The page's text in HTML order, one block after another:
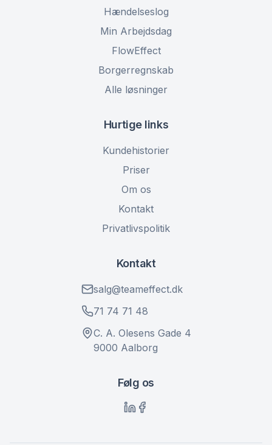
Hændelseslog
Min Arbejdsdag
FlowEffect
Borgerregnskab
Alle løsninger
Hurtige links
Kundehistorier
Priser
Om os
Kontakt
Privatlivspolitik
Kontakt
salg@teameffect.dk
71 74 71 48
C. A. Olesens Gade 4
9000 Aalborg
Følg os